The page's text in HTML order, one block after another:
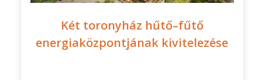
Két toronyház hűtő–fűtő
energiaközpontjának kivitelezése